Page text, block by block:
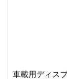
車載用ディス